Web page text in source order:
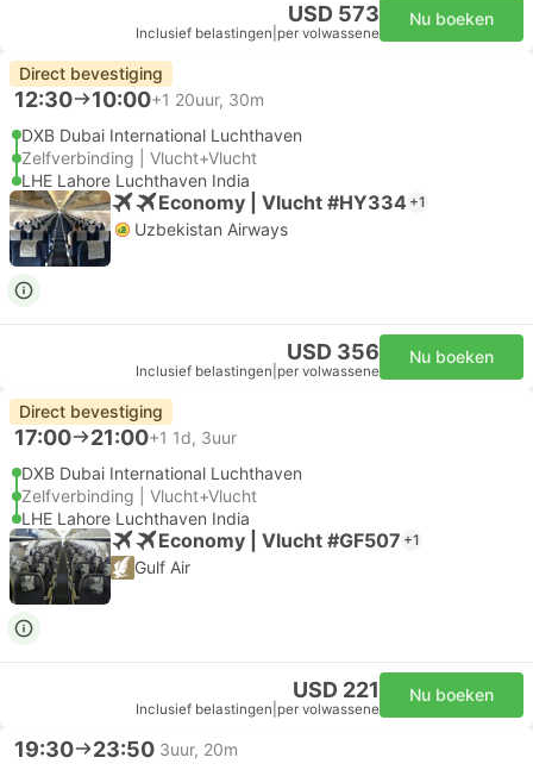
USD 573
Inclusief belastingen per volwassene
Nu boeken
Direct bevestiging
12:30 10:00+1 20uur, 30m
DXB Dubai International Luchthaven
Zelfverbinding | Vlucht+Vlucht
LHE Lahore Luchthaven India
Economy | Vlucht #HY334 +1
Uzbekistan Airways
USD 356
Inclusief belastingen per volwassene
Nu boeken
Direct bevestiging
17:00 21:00+1 1d, 3uur
DXB Dubai International Luchthaven
Zelfverbinding | Vlucht+Vlucht
LHE Lahore Luchthaven India
Economy | Vlucht #GF507 +1
Gulf Air
USD 221
Inclusief belastingen per volwassene
Nu boeken
19:30 23:50 3uur, 20m